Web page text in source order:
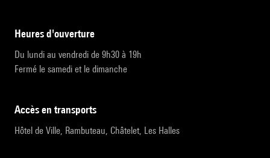
heures d'ouverture
Du lundi au vendredi de 9h30 à 19h
Fermé le samedi et le dimanche
accès en transports
Hôtel de Ville, Rambuteau, Châtelet, Les Halles